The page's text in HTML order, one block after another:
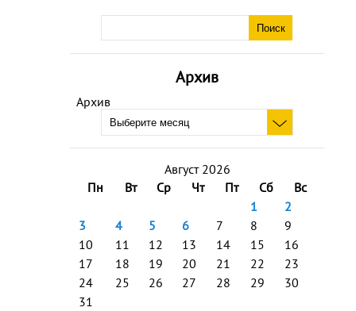
Архив
Архив
Август 2026
Пн
Вт Ср Чт Пт Сб
Вс
1
2
3
4 5 6 7 8
9
10
11 12 13 14 15
16
17
18 19 20 21 22
23
24
25 26 27 28 29
30
31